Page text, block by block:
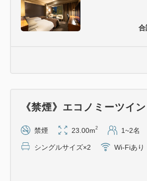
合
《禁煙》エコノミーツイン
禁煙 23.00m2 1~2名
シングルサイズ×2 Wi-Fiあり